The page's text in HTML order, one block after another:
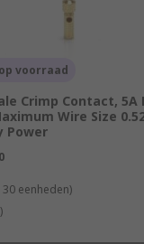
voorraad
Crimp Contact,
Wire Size
Power
eenheden)